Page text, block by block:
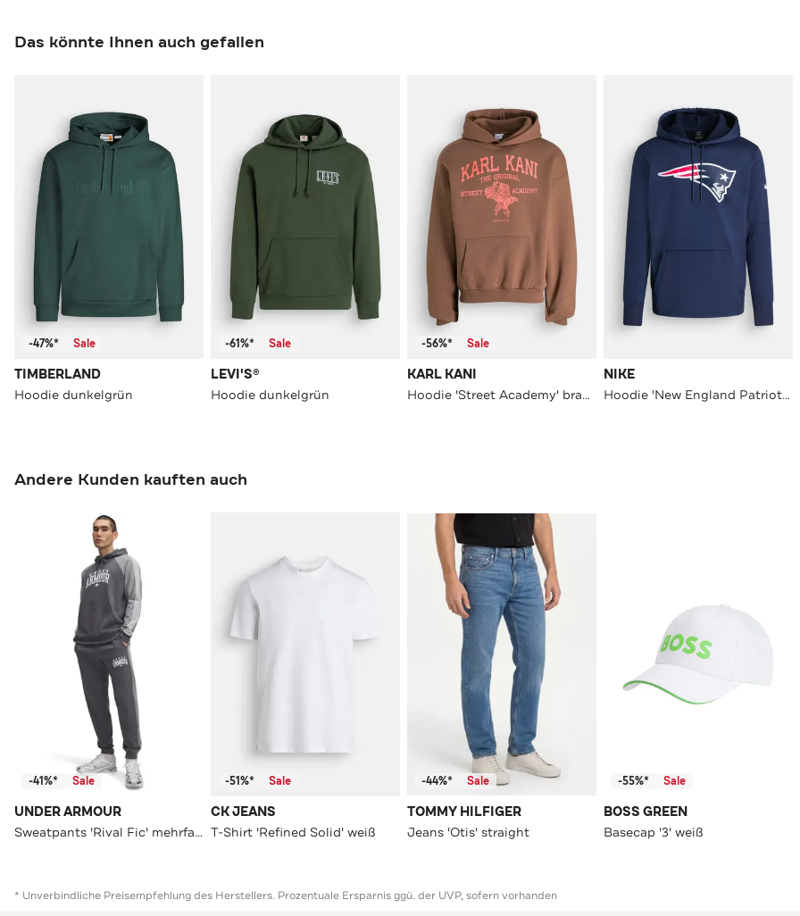
Das könnte Ihnen auch gefallen
-47%* Sale
TIMBERLAND
Hoodie dunkelgrün
-61%* Sale
LEVI'S®
Hoodie dunkelgrün
-56%* Sale
KARL KANI
Hoodie 'Street Academy' braun
NIKE
Hoodie 'New England Patriots' navy
Andere Kunden kauften auch
-41%* Sale
UNDER ARMOUR
Sweatpants 'Rival Fic' mehrfarbig
-51%* Sale
CK JEANS
T-Shirt 'Refined Solid' weiß
-44%* Sale
TOMMY HILFIGER
Jeans 'Otis' straight
-55%* Sale
BOSS GREEN
Basecap '3' weiß
* Unverbindliche Preisempfehlung des Herstellers. Prozentuale Ersparnis ggü. der UVP, sofern vorhanden